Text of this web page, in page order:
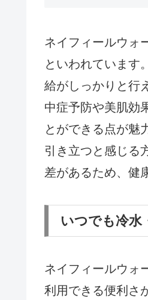
ネイフィールウォ
といわれています
給がしっかりと行
中症予防や美肌効
とができる点が魅
引き立つと感じる
差があるため、健
いつでも冷水
ネイフィールウォ
利用できる便利さ